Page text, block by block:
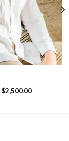
$2,500.00